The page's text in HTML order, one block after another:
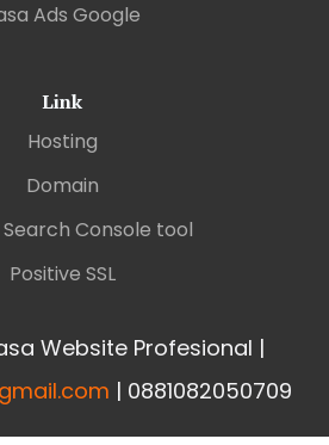
Ads Google
Link
Hosting
Domain
Console tool
Positive SSL
Website Profesional |
| 0881082050709